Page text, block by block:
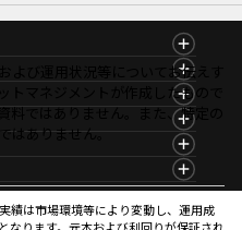
よび運用状況等についてお伝えす
トマネジメントが作成したもので
料ではありません。また、特定の
はありません。
績は市場環境等により変動し、運用成
ター